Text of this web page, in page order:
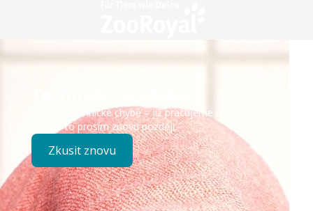
Došlo k technické chybě – již pracujeme na opravě.
Zkuste to prosím znovu později.
Zkusit znovu